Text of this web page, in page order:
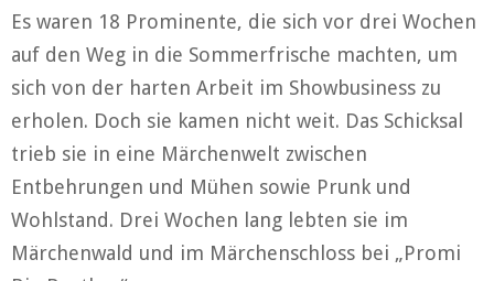
Es waren 18 Prominente, die sich vor drei Wochen
auf den Weg in die Sommerfrische machten, um
sich von der harten Arbeit im Showbusiness zu
erholen. Doch sie kamen nicht weit. Das Schicksal
trieb sie in eine Märchenwelt zwischen
Entbehrungen und Mühen sowie Prunk und
Wohlstand. Drei Wochen lang lebten sie im
Märchenwald und im Märchenschloss bei „Promi